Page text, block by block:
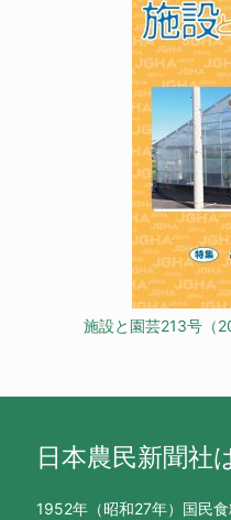
施設と園芸213号（
日本農民新聞社
1952年（昭和27年）国民